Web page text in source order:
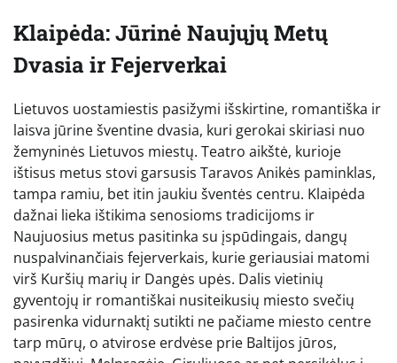
Klaipėda: Jūrinė Naujųjų Metų
Dvasia ir Fejerverkai
Lietuvos uostamiestis pasižymi išskirtine, romantiška ir
laisva jūrine šventine dvasia, kuri gerokai skiriasi nuo
žemyninės Lietuvos miestų. Teatro aikštė, kurioje
ištisus metus stovi garsusis Taravos Anikės paminklas,
tampa ramiu, bet itin jaukiu šventės centru. Klaipėda
dažnai lieka ištikima senosioms tradicijoms ir
Naujuosius metus pasitinka su įspūdingais, dangų
nuspalvinančiais fejerverkais, kurie geriausiai matomi
virš Kuršių marių ir Dangės upės. Dalis vietinių
gyventojų ir romantiškai nusiteikusių miesto svečių
pasirenka vidurnaktį sutikti ne pačiame miesto centre
tarp mūrų, o atvirose erdvėse prie Baltijos jūros,